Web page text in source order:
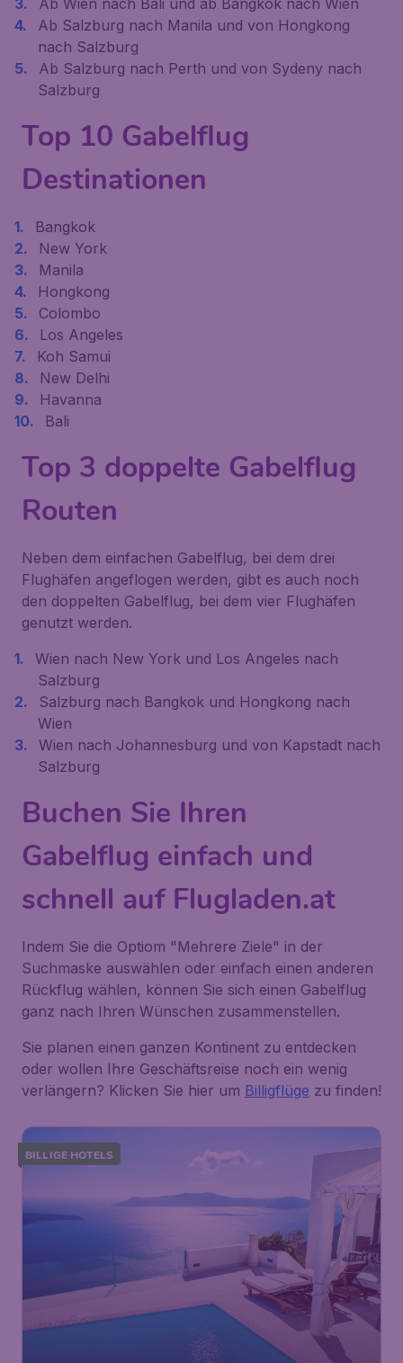
Ab Wien nach Bali und ab Bangkok nach Wien
Ab Salzburg nach Manila und von Hongkong
nach Salzburg
Ab Salzburg nach Perth und von Sydeny nach
Salzburg
Top 10 Gabelflug
Destinationen
Bangkok
New York
Manila
Hongkong
Colombo
Los Angeles
Koh Samui
New Delhi
Havanna
Bali
Top 3 doppelte Gabelflug
Routen
Neben dem einfachen Gabelflug, bei dem drei
Flughäfen angeflogen werden, gibt es auch noch
den doppelten Gabelflug, bei dem vier Flughäfen
genutzt werden.
Wien nach New York und Los Angeles nach
Salzburg
Salzburg nach Bangkok und Hongkong nach
Wien
Wien nach Johannesburg und von Kapstadt nach
Salzburg
Buchen Sie Ihren
Gabelflug einfach und
schnell auf Flugladen.at
Indem Sie die Optiom "Mehrere Ziele" in der
Suchmaske auswählen oder einfach einen anderen
Rückflug wählen, können Sie sich einen Gabelflug
ganz nach Ihren Wünschen zusammenstellen.
Sie planen einen ganzen Kontinent zu entdecken
oder wollen Ihre Geschäftsreise noch ein wenig
verlängern? Klicken Sie hier um Billigflüge zu finden!
BILLIGE HOTELS